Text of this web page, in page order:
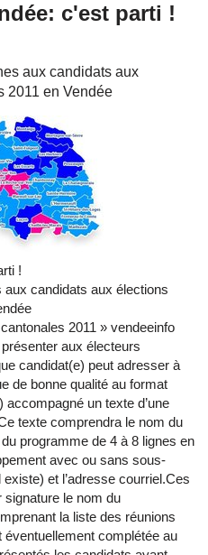
c'est parti !
aux candidats aux
2011 en Vendée
!
candidats aux élections
2011 » vendeeinfo
aux électeurs
candidat(e) peut adresser à
de bonne qualité au format
un texte d’une
texte comprendra le nom du
programme de 4 à 8 lignes en
avec ou sans sous-
existe) et l’adresse courriel.Ces
le nom du
la liste des réunions
éventuellement complétée au